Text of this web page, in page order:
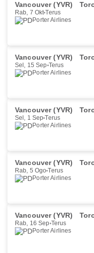
Vancouver (YVR)
Rab, 7 Okt Terus
Porter Airlines
Vancouver (YVR)
Sel, 15 Sep Terus
Porter Airlines
Vancouver (YVR)
Sel, 1 Sep Terus
Porter Airlines
Vancouver (YVR)
Rab, 5 Ogo Terus
Porter Airlines
Vancouver (YVR)
Rab, 16 Sep Terus
Porter Airlines